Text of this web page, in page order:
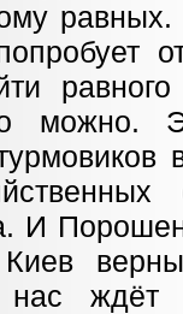
равных.
можно.
И
нас